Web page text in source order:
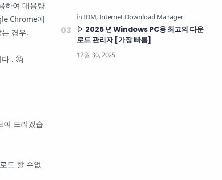
하여 대용량
Chrome에
경우.
. 🤔
여 드리겠습
드 할 수없
▷ 2025 년 Windows PC용 최고의 다운
로드 관리자 [가장 빠름]